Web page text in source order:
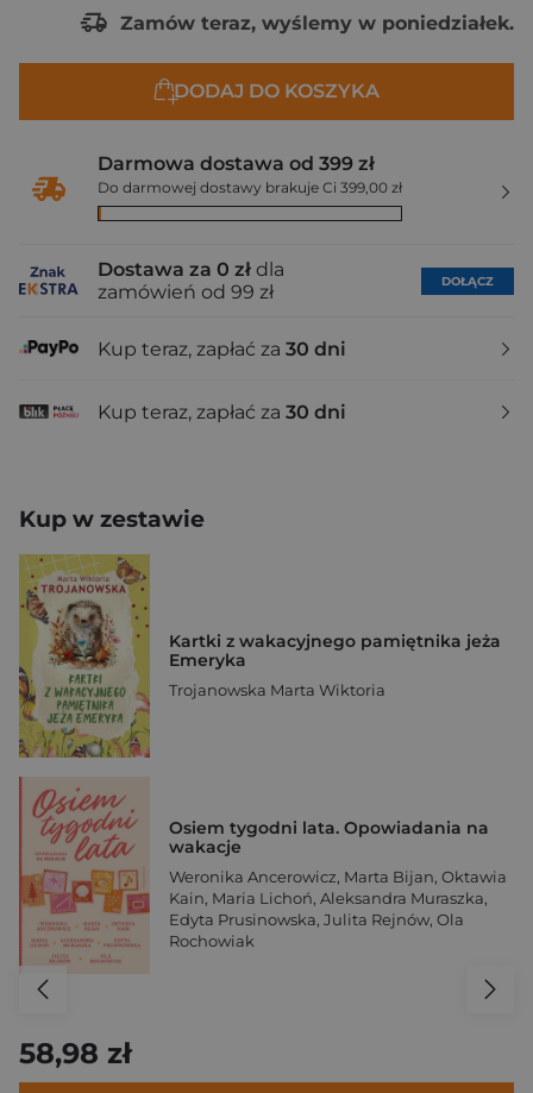
Zamów teraz, wyślemy w poniedziałek.
DODAJ DO KOSZYKA
Darmowa dostawa od 399 zł
Do darmowej dostawy brakuje Ci 399,00 zł
Dostawa za 0 zł dla
zamówień od 99 zł
DOŁĄCZ
Kup teraz, zapłać za 30 dni
Kup teraz, zapłać za 30 dni
Kup w zestawie
Kartki z wakacyjnego pamiętnika jeża
Emeryka
Trojanowska Marta Wiktoria
Osiem tygodni lata. Opowiadania na
wakacje
Weronika Ancerowicz, Marta Bijan, Oktawia
Kain, Maria Lichoń, Aleksandra Muraszka,
Edyta Prusinowska, Julita Rejnów, Ola
Rochowiak
58,98 zł